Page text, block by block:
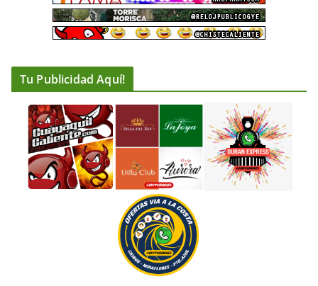
Tu Publicidad Aquí!